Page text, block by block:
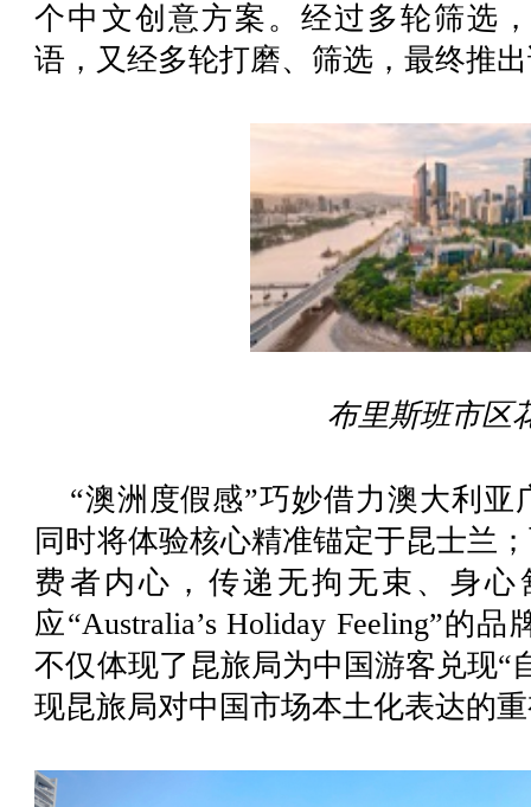
个中文创意方案。经过多轮筛选
语，又经多轮打磨、筛选，最终推
布里斯班市区
“澳洲度假感”巧妙借力澳大利
同时将体验核心精准锚定于昆士兰
费者内心，传递无拘无束、身
应“Australia’s Holiday Feeling”的
不仅体现了昆旅局为中国游客兑现“
现昆旅局对中国市场本土化表达的